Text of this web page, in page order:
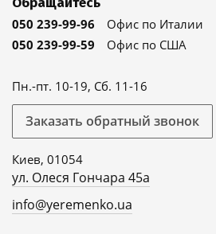
050 239-99-96
Офис по Италии
050 239-99-59
Офис по США
Пн.-пт. 10-19, Сб. 11-16
Заказать обратный звонок
Киев, 01054
ул. Олеся Гончара 45а
info@yeremenko.ua